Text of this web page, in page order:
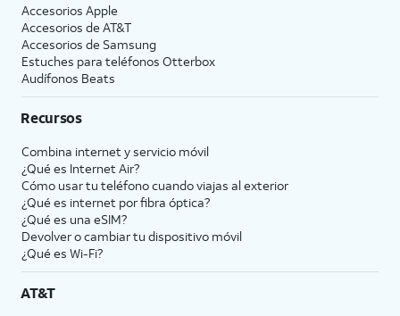
Accesorios Apple
Accesorios de AT&T
Accesorios de Samsung
Estuches para teléfonos Otterbox
Audífonos Beats
Recursos
Combina internet y servicio móvil
¿Qué es Internet Air?
Cómo usar tu teléfono cuando viajas al exterior
¿Qué es internet por fibra óptica?
¿Qué es una eSIM?
Devolver o cambiar tu dispositivo móvil
¿Qué es Wi-Fi?
AT&T